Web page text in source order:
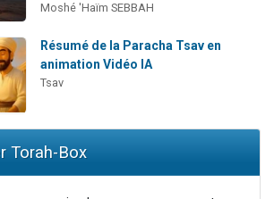
Moshé 'Haïm SEBBAH
Résumé de la Paracha Tsav en
animation Vidéo IA
Tsav
Torah-Box